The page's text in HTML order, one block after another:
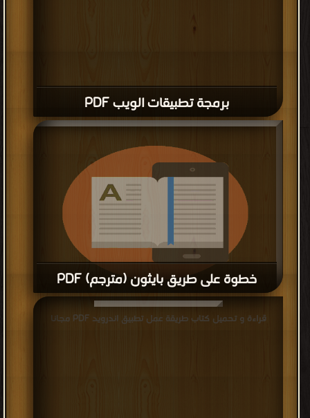
برمجة تطبيقات الويب PDF
خطوة على طريق بايثون (مترجم) PDF
قراءة و تحميل كتاب خطوة على طريق بايثون (مترجم) PDF مجانا
قراءة و تحميل كتاب طريقة عمل تطبيق اندرويد PDF مجانا